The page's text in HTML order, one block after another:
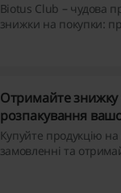
Biotus Club – чудова
знижки на покупки:
знижки, 3 одиниць -
Отримайте знижку
розпакування
Купуйте продукцію
замовленні та
відгук.
дотримуючись